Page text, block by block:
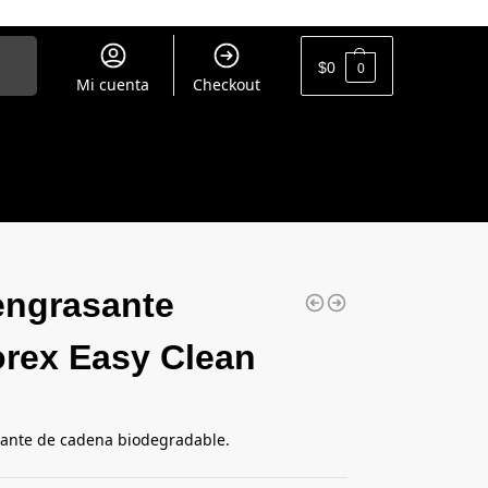
Mi cuenta Checkout
$0 0
Easy Clean
de cadena biodegradable.